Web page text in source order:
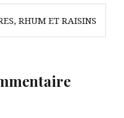
RHUM ET RAISINS